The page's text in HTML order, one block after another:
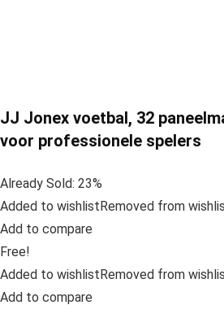
JJ Jonex voetbal, 32
voor professionele spelers
Already Sold: 23%
Added to wishlistRemoved from
Add to compare
Free!
Added to wishlistRemoved from
Add to compare